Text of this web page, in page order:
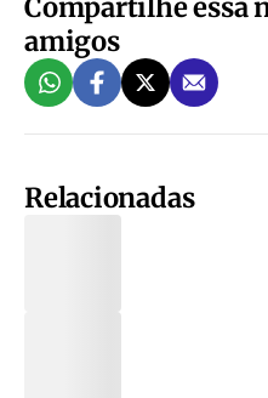
amigos
Relacionadas